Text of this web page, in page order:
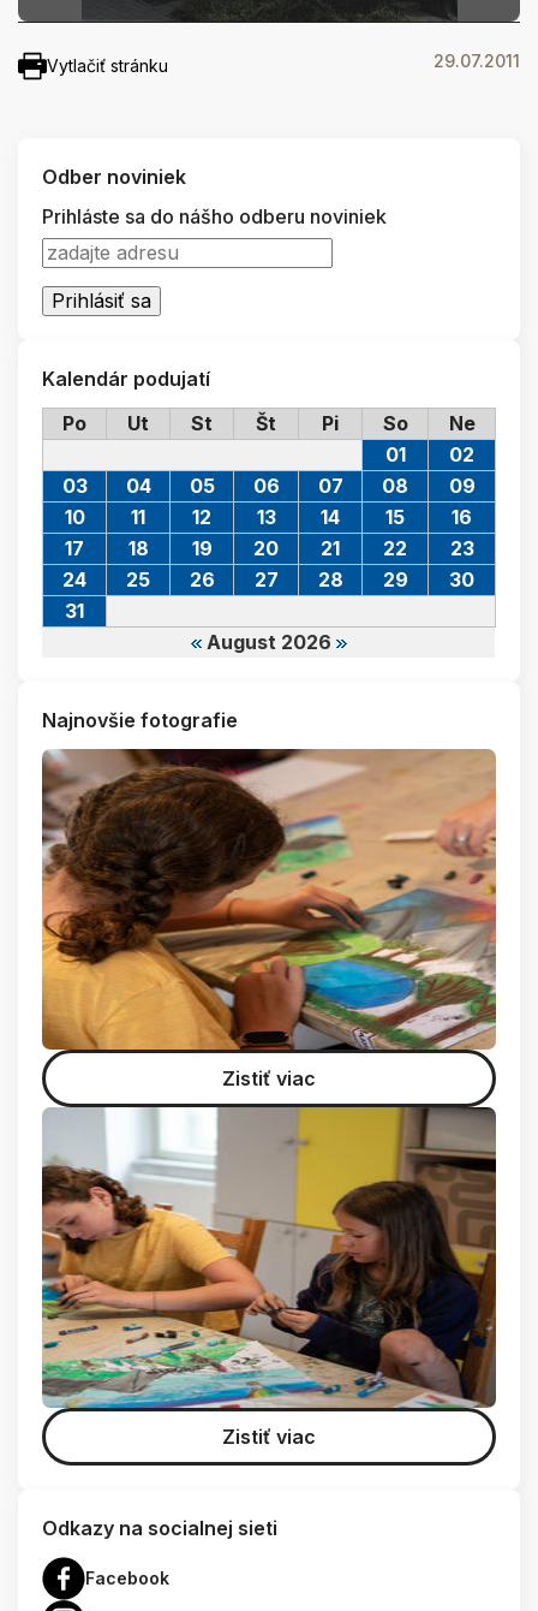
Vytlačiť stránku 29.07.2011
Odber noviniek
Prihláste sa do nášho odberu noviniek
Kalendár podujatí
Po
Ut St Št Pi So Ne
August 2026
01
02
03
04 05 06 07 08
09
10
11 12 13 14 15
16
17
18 19 20 21 22
23
24
25 26 27 28 29
30
31
Najnovšie fotografie
Zistiť viac
Zistiť viac
Odkazy na socialnej sieti
Facebook